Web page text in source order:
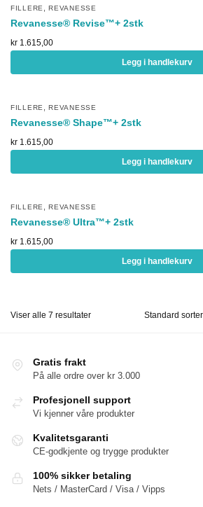
FILLERE ,REVANESSE
Revanesse® Revise™+ 2stk
kr 1.615,00
Legg i handlekurv
FILLERE ,REVANESSE
Revanesse® Shape™+ 2stk
kr 1.615,00
Legg i handlekurv
FILLERE ,REVANESSE
Revanesse® Ultra™+ 2stk
kr 1.615,00
Legg i handlekurv
Viser alle 7 resultater
Gratis frakt
På alle ordre over kr 3.000
Profesjonell support
Vi kjenner våre produkter
Kvalitetsgaranti
CE-godkjente og trygge produkter
100% sikker betaling
Nets / MasterCard / Visa / Vipps